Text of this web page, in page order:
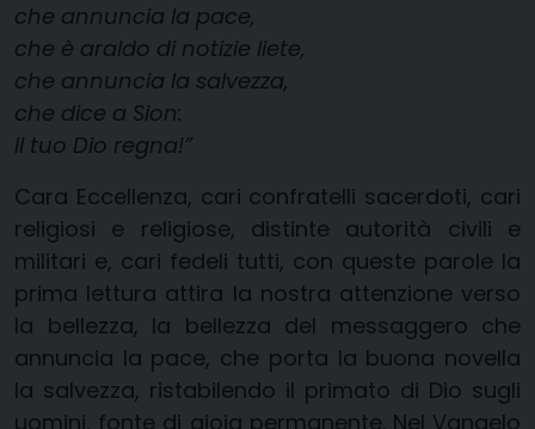
che annuncia la pace,
che è araldo di notizie liete,
che annuncia la salvezza,
che dice a Sion:
Il tuo Dio regna!”
Cara Eccellenza, cari confratelli sacerdoti, cari
religiosi e religiose, distinte autorità civili e
militari e, cari fedeli tutti, con queste parole la
prima lettura attira la nostra attenzione verso
la bellezza, la bellezza del messaggero che
annuncia la pace, che porta la buona novella
la salvezza, ristabilendo il primato di Dio sugli
uomini, fonte di gioia permanente. Nel Vangelo